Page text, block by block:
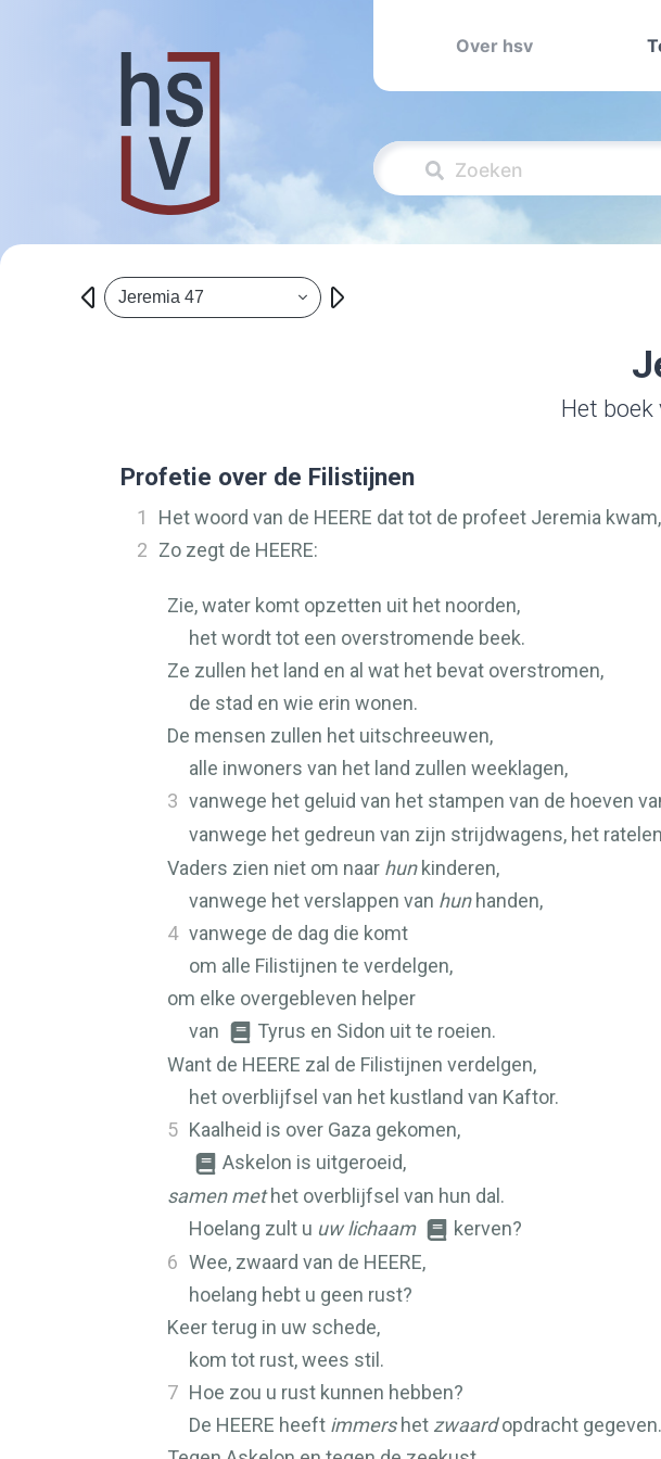
Over hsv
Jeremia 47
Het
Profetie over de Filistijnen
1 Het woord van de HEERE dat tot de profeet Jeremia
2 Zo zegt de HEERE:
Zie, water komt opzetten uit het noorden,
het wordt tot een overstromende beek.
Ze zullen het land en al wat het bevat overstromen,
de stad en wie erin wonen.
De mensen zullen het uitschreeuwen,
alle inwoners van het land zullen weeklagen,
3 vanwege het geluid van het stampen van de hoeven
vanwege het gedreun van zijn strijdwagens, het
Vaders zien niet om naar hunkinderen,
vanwege het verslappen van hunhanden,
4 vanwege de dag die komt
om alle Filistijnen te verdelgen,
om elke overgebleven helper
van
Tyrus en Sidon uit te roeien.
Want de HEERE zal de Filistijnen verdelgen,
het overblijfsel van het kustland van Kaftor.
5 Kaalheid is over Gaza gekomen,
Askelon is uitgeroeid,
samen methet overblijfsel van hun dal.
Hoelang zult u uw lichaam
kerven?
6 Wee, zwaard van de HEERE,
hoelang hebt u geen rust?
Keer terug in uw schede,
kom tot rust, wees stil.
7 Hoe zou u rust kunnen hebben?
De HEERE heeft immershet zwaardopdracht gegeven.